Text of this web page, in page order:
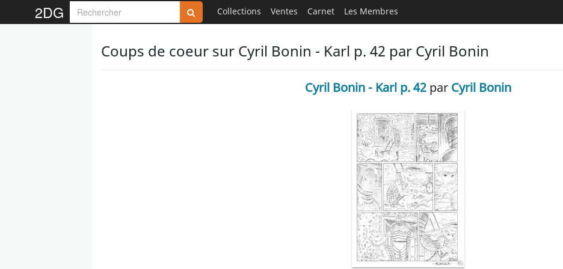
2DG Collections Ventes Carnet Les Membres
Coups de coeur sur Cyril Bonin - Karl p. 42 par Cyril Bonin
Cyril Bonin - Karl p. 42par Cyril Bonin